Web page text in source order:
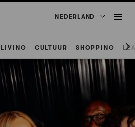
NEDERLAND
LIVING CULTUUR SHOPPING